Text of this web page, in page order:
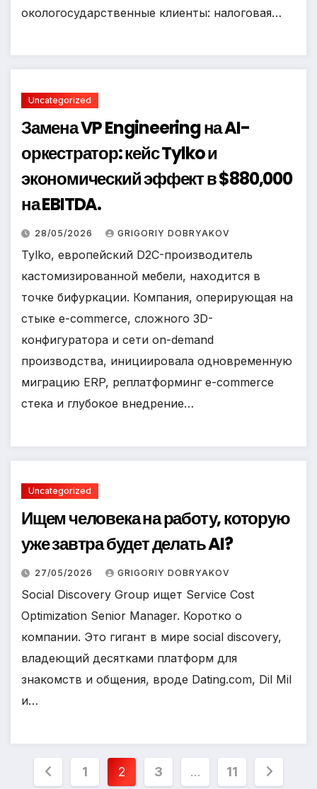
окологосударственные клиенты: налоговая…
Uncategorized
Замена VP Engineering на AI-
оркестратор: кейс Tylko и
экономический эффект в $880,000
на EBITDA.
28/05/2026 GRIGORIY DOBRYAKOV
Tylko, европейский D2C-производитель
кастомизированной мебели, находится в
точке бифуркации. Компания, оперирующая на
стыке e-commerce, сложного 3D-
конфигуратора и сети on-demand
производства, инициировала одновременную
миграцию ERP, реплатформинг e-commerce
стека и глубокое внедрение…
Uncategorized
Ищем человека на работу, которую
уже завтра будет делать AI?
27/05/2026 GRIGORIY DOBRYAKOV
Social Discovery Group ищет Service Cost
Optimization Senior Manager. Коротко о
компании. Это гигант в мире social discovery,
владеющий десятками платформ для
знакомств и общения, вроде Dating.com, Dil Mil
и…
Posts
1 2 3 … 11